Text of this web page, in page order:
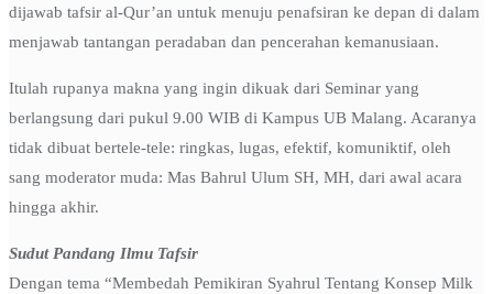
dijawab tafsir al-Qur’an untuk menuju penafsiran ke depan di dalam
menjawab tantangan peradaban dan pencerahan kemanusiaan.
Itulah rupanya makna yang ingin dikuak dari Seminar yang
berlangsung dari pukul 9.00 WIB di Kampus UB Malang. Acaranya
tidak dibuat bertele-tele: ringkas, lugas, efektif, komuniktif, oleh
sang moderator muda: Mas Bahrul Ulum SH, MH, dari awal acara
hingga akhir.
Sudut Pandang Ilmu Tafsir
Dengan tema “Membedah Pemikiran Syahrul Tentang Konsep Milk